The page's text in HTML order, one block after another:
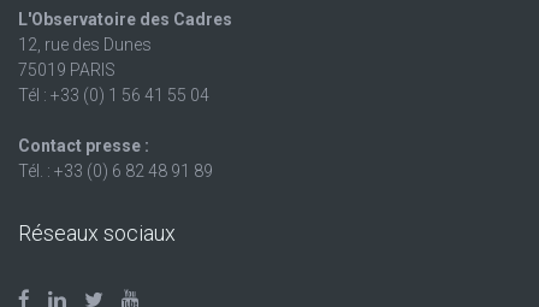
L'Observatoire des Cadres
12, rue des Dunes
75019 PARIS
Tél : +33 (0) 1 56 41 55 04
Contact presse :
Tél. : +33 (0) 6 82 48 91 89
Réseaux sociaux